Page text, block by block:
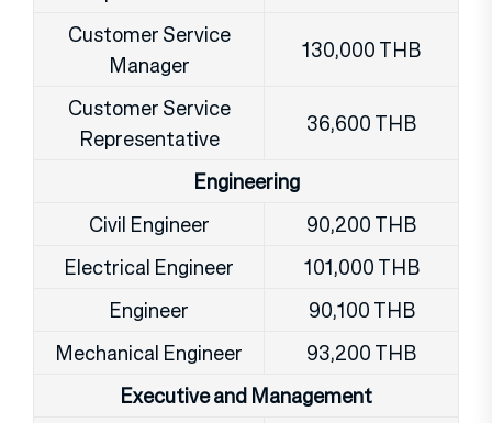
Customer Service
Manager
130,000 THB
Customer Service
Representative
36,600 THB
Engineering
Civil Engineer
90,200 THB
Electrical Engineer
101,000 THB
Engineer
90,100 THB
Mechanical Engineer
93,200 THB
Executive and Management